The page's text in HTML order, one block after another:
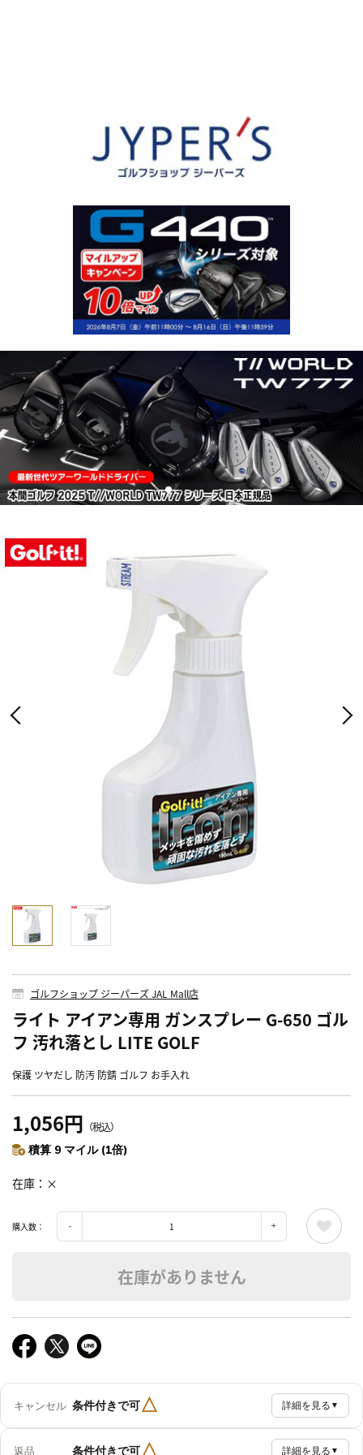
ゴルフショップ ジーパーズ JAL Mall店
ライト アイアン専用 ガンスプレー G-650 ゴル
フ 汚れ落とし LITE GOLF
保護 ツヤだし 防汚 防錆 ゴルフ お手入れ
1,056円 （税込）
積算 9 マイル (1倍)
在庫 ×
購入数：
在庫がありません
キャンセル 条件付きで可△ 詳細を見る ▼
返品 条件付きで可△ 詳細を見る ▼